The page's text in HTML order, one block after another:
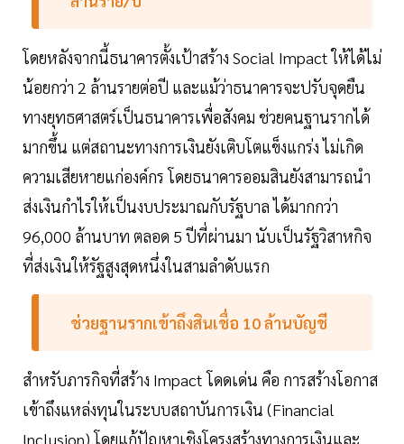
โดยหลังจากนี้ธนาคารตั้งเป้าสร้าง Social Impact ให้ได้ไม่
น้อยกว่า 2 ล้านรายต่อปี และแม้ว่าธนาคารจะปรับจุดยืน
ทางยุทธศาสตร์เป็นธนาคารเพื่อสังคม ช่วยคนฐานรากได้
มากขึ้น แต่สถานะทางการเงินยังเติบโตแข็งแกร่ง ไม่เกิด
ความเสียหายแก่องค์กร โดยธนาคารออมสินยังสามารถนำ
ส่งเงินกำไรให้เป็นงบประมาณกับรัฐบาล ได้มากกว่า
96,000 ล้านบาท ตลอด 5 ปีที่ผ่านมา นับเป็นรัฐวิสาหกิจ
ที่ส่งเงินให้รัฐสูงสุดหนึ่งในสามลำดับแรก
ช่วยฐานรากเข้าถึงสินเชื่อ 10 ล้านบัญชี
สำหรับภารกิจที่สร้าง Impact โดดเด่น คือ การสร้างโอกาส
เข้าถึงแหล่งทุนในระบบสถาบันการเงิน (Financial
Inclusion) โดยแก้ปัญหาเชิงโครงสร้างทางการเงินและ